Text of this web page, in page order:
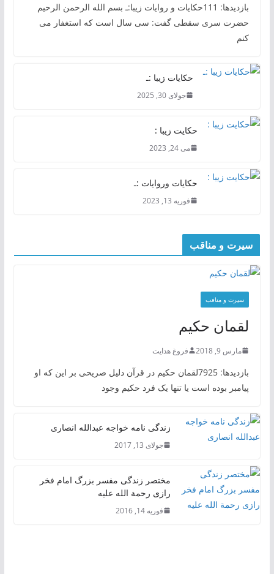
بازدیدها: 111حکایات و روایات زیبا:ـ بسم الله الرحمن الرحیم
حضرت سری سقطی گفت: سی سال است که استغفار می
کنم
حکایات زیبا :ـ
جولای 30, 2025
حکایت زیبا :
می 24, 2023
حکایات وروایات :ـ
فوریه 13, 2023
سیرت و مناقب
سیرت و منافب
لقمان حکیم
مارس 9, 2018 فروغ هدایت
بازدیدها: 7925لقمان حکیم در قرآن دلیل صریحی بر این که او
پیامبر بوده است یا تنها یک فرد حکیم وجود
زندگی نامه خواجه عبدالله انصاری
جولای 13, 2017
مختصر زندگی مفسر بزرگ امام فخر
رازی رحمة الله علیه
فوریه 14, 2016